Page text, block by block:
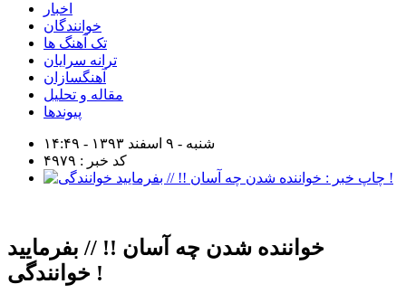
اخبار
خوانندگان
تک آهنگ ها
ترانه سرایان
آهنگسازان
مقاله و تحلیل
پیوندها
شنبه - ۹ اسفند ۱۳۹۳ - ۱۴:۴۹
کد خبر : ۴۹۷۹
خواننده شدن چه آسان !! // بفرمایید
خوانندگی !